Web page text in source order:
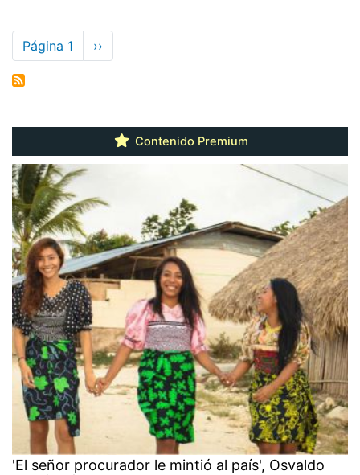
Paginación
Página 1
Siguiente
página
››
Contenido Premium
'El señor procurador le mintió al país', Osvaldo